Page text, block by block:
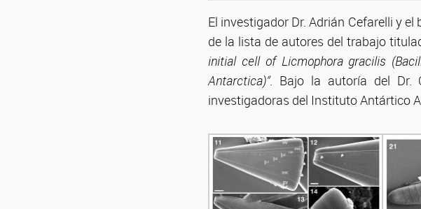
El investigador Dr. Adrián Cefarelli y
de la lista de autores del trabajo
initial cell of Licmophora gracilis
Antarctica)”. Bajo la autoría del Dr.
investigadoras del Instituto Antártico